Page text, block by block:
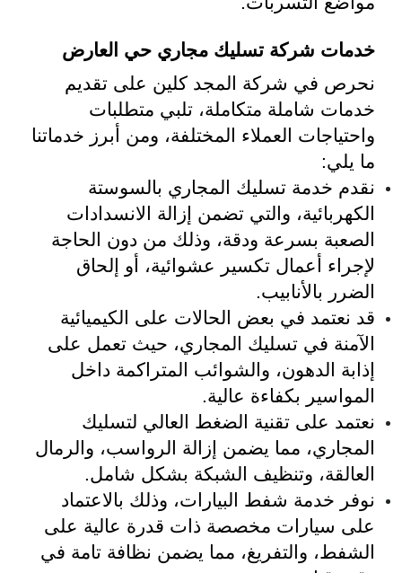
خدمات شركة تسليك مجاري حي العارض
نحرص في شركة المجد كلين على تقديم
خدمات شاملة متكاملة، تلبي متطلبات
واحتياجات العملاء المختلفة، ومن أبرز خدماتنا
ما يلي:
نقدم خدمة تسليك المجاري بالسوستة
الكهربائية، والتي تضمن إزالة الانسدادات
الصعبة بسرعة ودقة، وذلك من دون الحاجة
لإجراء أعمال تكسير عشوائية، أو إلحاق
الضرر بالأنابيب.
قد نعتمد في بعض الحالات على الكيميائية
الآمنة في تسليك المجاري، حيث تعمل على
إذابة الدهون، والشوائب المتراكمة داخل
المواسير بكفاءة عالية.
نعتمد على تقنية الضغط العالي لتسليك
المجاري، مما يضمن إزالة الرواسب، والرمال
العالقة، وتنظيف الشبكة بشكل شامل.
نوفر خدمة شفط البيارات، وذلك بالاعتماد
على سيارات مخصصة ذات قدرة عالية على
الشفط، والتفريغ، مما يضمن نظافة تامة في